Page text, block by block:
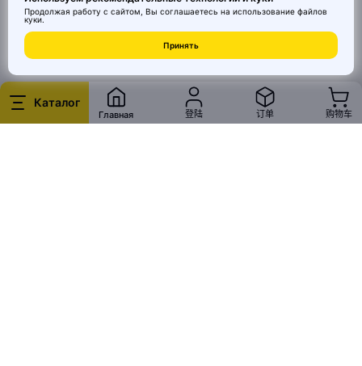
Каталог
Главная 登陆 订单 购物车
© 2026 MAI HE MAI. Маркетплейс дизайнерских товаров со всего
Китая по ценам заводов. Все права защищены.
Продолжая работу с сайтом, Вы соглашаетесь на использование файлов
куки.
Принять